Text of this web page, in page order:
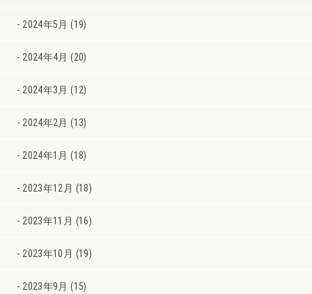
2024年5月 (19)
2024年4月 (20)
2024年3月 (12)
2024年2月 (13)
2024年1月 (18)
2023年12月 (18)
2023年11月 (16)
2023年10月 (19)
2023年9月 (15)